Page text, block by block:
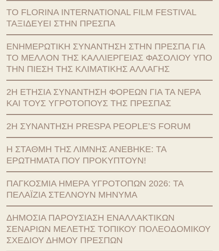
ΤΟ FLORINA INTERNATIONAL FILM FESTIVAL
ΤΑΞΙΔΕΎΕΙ ΣΤΗΝ ΠΡΈΣΠΑ
ΕΝΗΜΕΡΩΤΙΚΉ ΣΥΝΆΝΤΗΣΗ ΣΤΗΝ ΠΡΈΣΠΑ ΓΙΑ
ΤΟ ΜΈΛΛΟΝ ΤΗΣ ΚΑΛΛΙΈΡΓΕΙΑΣ ΦΑΣΟΛΙΟΎ ΥΠΌ
ΤΗΝ ΠΊΕΣΗ ΤΗΣ ΚΛΙΜΑΤΙΚΉΣ ΑΛΛΑΓΉΣ
2Η ΕΤΉΣΙΑ ΣΥΝΆΝΤΗΣΗ ΦΟΡΈΩΝ ΓΙΑ ΤΑ ΝΕΡΆ
ΚΑΙ ΤΟΥΣ ΥΓΡΟΤΌΠΟΥΣ ΤΗΣ ΠΡΈΣΠΑΣ
2Η ΣΥΝΆΝΤΗΣΗ PRESPA PEOPLE’S FORUM
Η ΣΤΆΘΜΗ ΤΗΣ ΛΊΜΝΗΣ ΑΝΈΒΗΚΕ: ΤΑ
ΕΡΩΤΉΜΑΤΑ ΠΟΥ ΠΡΟΚΎΠΤΟΥΝ!
ΠΑΓΚΌΣΜΙΑ ΗΜΈΡΑ ΥΓΡΟΤΌΠΩΝ 2026: ΤΑ
ΠΕΛΑΪ́ΖΙΑ ΣΤΈΛΝΟΥΝ ΜΉΝΥΜΑ
ΔΗΜΌΣΙΑ ΠΑΡΟΥΣΊΑΣΗ ΕΝΑΛΛΑΚΤΙΚΏΝ
ΣΕΝΑΡΊΩΝ ΜΕΛΈΤΗΣ ΤΟΠΙΚΟΎ ΠΟΛΕΟΔΟΜΙΚΟΎ
ΣΧΕΔΊΟΥ ΔΉΜΟΥ ΠΡΕΣΠΏΝ